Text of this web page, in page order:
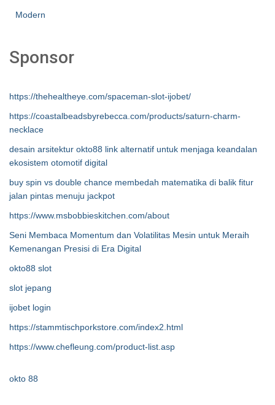
Modern
Sponsor
https://thehealtheye.com/spaceman-slot-ijobet/
https://coastalbeadsbyrebecca.com/products/saturn-charm-
necklace
desain arsitektur okto88 link alternatif untuk menjaga keandalan
ekosistem otomotif digital
buy spin vs double chance membedah matematika di balik fitur
jalan pintas menuju jackpot
https://www.msbobbieskitchen.com/about
Seni Membaca Momentum dan Volatilitas Mesin untuk Meraih
Kemenangan Presisi di Era Digital
okto88 slot
slot jepang
ijobet login
https://stammtischporkstore.com/index2.html
https://www.chefleung.com/product-list.asp
okto 88